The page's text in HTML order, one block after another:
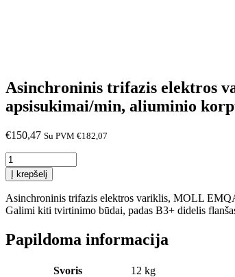
Asinchroninis trifazis elektros
apsisukimai/min, aliuminio
€150,47 Su PVM €182,07
produkto
kiekis:
Asinchroninis
trifazis
elektros
MOLL
EMQA-
Į krepšelį
Asinchroninis trifazis elektros variklis, MOLL
Galimi kiti tvirtinimo būdai, padas B3+ didelis
Papildoma informacija
Svoris 12 kg